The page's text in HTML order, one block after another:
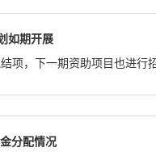
如期开展
项，下一期资助项目也进行
分配情况